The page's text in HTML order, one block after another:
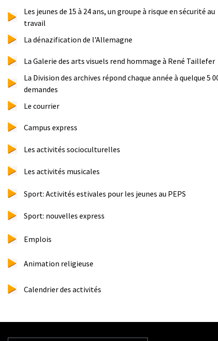
Les jeunes de 15 à 24 ans, un groupe à risque en sécurité au
travail
La dénazification de l'Allemagne
La Galerie des arts visuels rend hommage à René Taillefer
La Division des archives répond chaque année à quelque 5
demandes
Le courrier
Campus express
Les activités socioculturelles
Les activités musicales
Sport: Activités estivales pour les jeunes au PEPS
Sport: nouvelles express
Emplois
Animation religieuse
Calendrier des activités